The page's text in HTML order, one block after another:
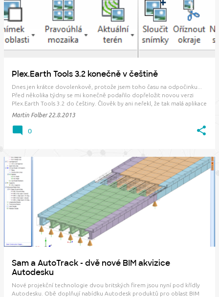
s
p
ě
Plex.Earth Tools 3.2 konečně v češtině
Dnes jen krátce dovolenkově, protože jsem toho času na odpočinku...
Před několika týdny se mi konečně podařilo dopřeložit novou verzi
Plex.Earth Tools 3.2 do češtiny. Člověk by ani neřekl, že tak malá aplikace
obsahuje více než 1500 položek k překladu, takže jsem si pěkně
Martin Folber 22.8.2013
0
Sam a AutoTrack - dvě nové BIM akvizice
Autodesku
Nové projekční technologie dvou britských firem jsou nyní pod křídly
Autodesku. Obě doplňují nabídku Autodesk produktů pro oblast BIM